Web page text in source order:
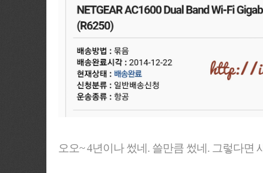
오오~ 4년이나 썼네. 쓸만큼 썼네. 그렇다면